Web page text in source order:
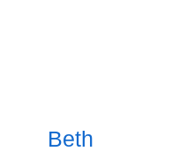
Beth